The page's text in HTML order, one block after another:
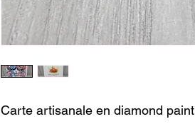
Carte artisanale en diamond